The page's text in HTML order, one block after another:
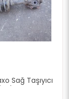
Sağ Taşıyıcı